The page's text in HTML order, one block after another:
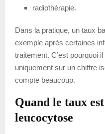
radiothérapie.
Dans la pratique, un taux
exemple après certaines
traitement. C’est pourquoi
uniquement sur un chiffre
compte beaucoup.
Quand le taux
leucocytose